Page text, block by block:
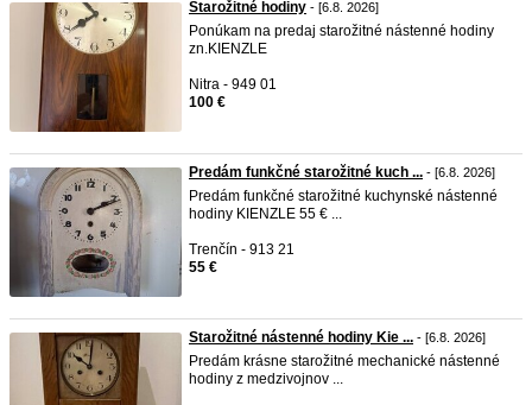
Starožitné hodiny - [6.8. 2026]
Ponúkam na predaj starožitné nástenné hodiny
zn.KIENZLE
Nitra - 949 01
100 €
Predám funkčné starožitné kuch ... - [6.8. 2026]
Predám funkčné starožitné kuchynské nástenné
hodiny KIENZLE 55 € ...
Trenčín - 913 21
55 €
Starožitné nástenné hodiny Kie ... - [6.8. 2026]
Predám krásne starožitné mechanické nástenné
hodiny z medzivojnov ...